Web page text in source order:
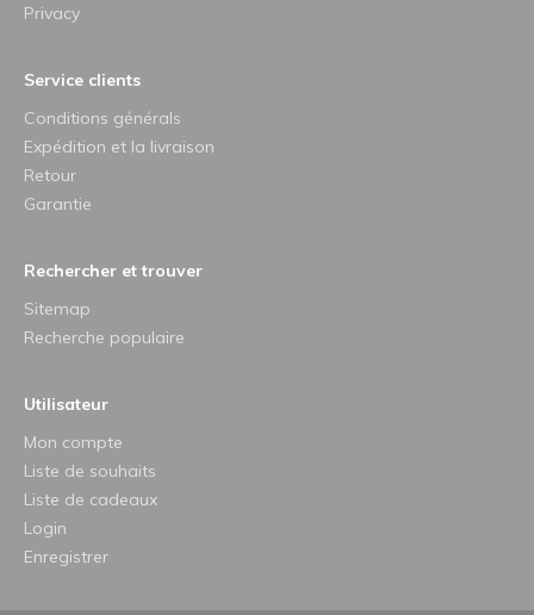
Privacy
Service clients
Conditions générals
Expédition et la livraison
Retour
Garantie
Rechercher et trouver
Sitemap
Recherche populaire
Utilisateur
Mon compte
Liste de souhaits
Liste de cadeaux
Login
Enregistrer